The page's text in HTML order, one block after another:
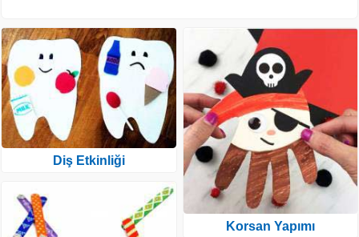
Diş Etkinliği
Korsan Yapımı